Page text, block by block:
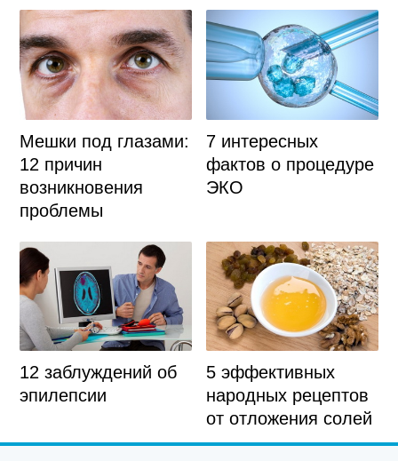
Мешки под глазами:
12 причин
возникновения
проблемы
7 интересных
фактов о процедуре
ЭКО
12 заблуждений об
эпилепсии
5 эффективных
народных рецептов
от отложения солей